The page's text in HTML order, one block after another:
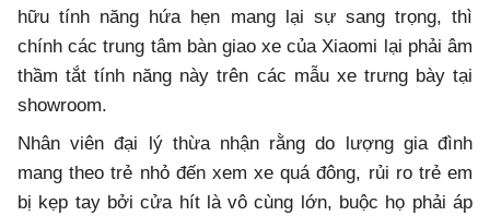
hữu tính năng hứa hẹn mang lại sự sang trọng, thì
chính các trung tâm bàn giao xe của Xiaomi lại phải âm
thầm tắt tính năng này trên các mẫu xe trưng bày tại
showroom.
Nhân viên đại lý thừa nhận rằng do lượng gia đình
mang theo trẻ nhỏ đến xem xe quá đông, rủi ro trẻ em
bị kẹp tay bởi cửa hít là vô cùng lớn, buộc họ phải áp